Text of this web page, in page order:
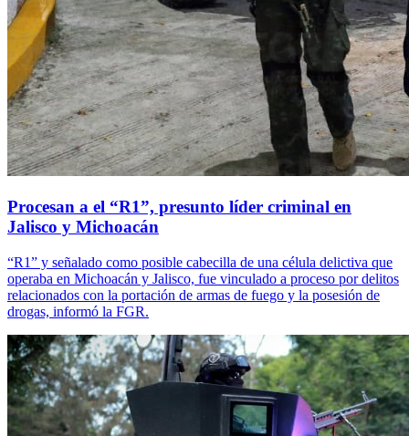
Procesan a el “R1”, presunto líder criminal en
Jalisco y Michoacán
“R1” y señalado como posible cabecilla de una célula delictiva que
operaba en Michoacán y Jalisco, fue vinculado a proceso por delitos
relacionados con la portación de armas de fuego y la posesión de
drogas, informó la FGR.